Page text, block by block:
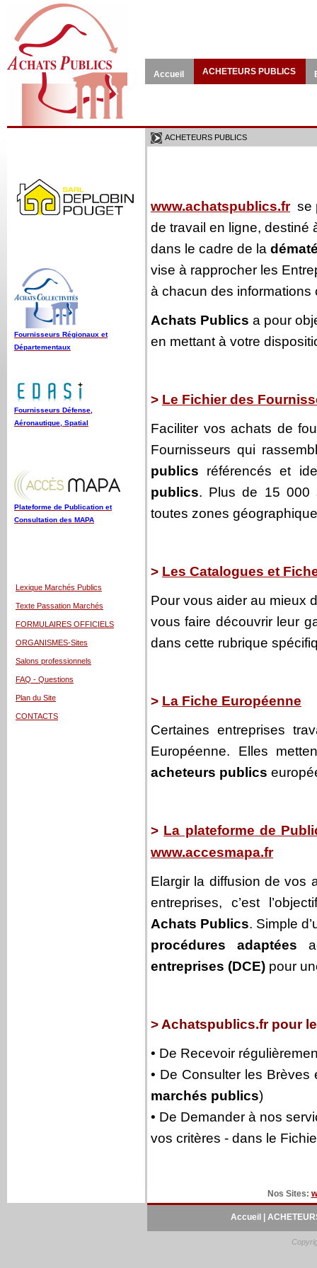
Accueil ACHETEURS PUBLICS
Fournisseurs Régionaux et
Départementaux
Fournisseurs Défense,
Aéronautique, Spatial
Plateforme de Publication et
Consultation des MAPA
Lexique Marchés Publics
Texte Passation Marchés
FORMULAIRES OFFICIELS
ORGANISMES-Sites
Salons professionnels
FAQ - Questions
Plan du Site
CONTACTS
ACHETEURS PUBLICS
www.achatspublics.frse
de travail en ligne, destiné
dans le cadre de la
vise à rapprocher les
à chacun des
Achats Publics a pour
en mettant à votre
> Le Fichier des
Faciliter vos achats de
Fournisseurs qui
publics référencés et
publics. Plus de 15 000
toutes zones
> Les Catalogues et
Pour vous aider au mieux
vous faire découvrir leur
dans cette rubrique
> La Fiche Européenne
Certaines entreprises
Européenne. Elles
acheteurs publics
> La plateforme de
www.accesmapa.fr
Elargir la diffusion de vos
entreprises, c’est
Achats Publics. Simple
procédures adaptées
entreprises (DCE) pour
> Achatspublics.fr pour
• De Recevoir
• De Consulter les
marchés publics)
• De Demander à nos
vos critères - dans le
Nos Sites:
Accueil